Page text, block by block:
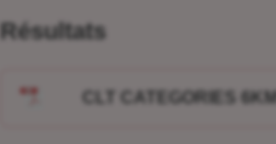
Résultats
CLT CATEGORIES 6KM